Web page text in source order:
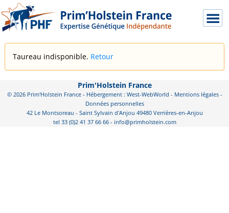
Taureau indisponible. Retour
Prim'Holstein France
© 2026 Prim'Holstein France - Hébergement : West-WebWorld - Mentions légales-
Données personnelles
42 Le Montsoreau - Saint Sylvain d'Anjou 49480 Verrières-en-Anjou
tel 33 (0)2 41 37 66 66 - info@primholstein.com